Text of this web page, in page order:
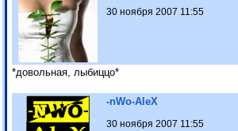
30 ноября 2007 11:55
*довольная, лыбиццо*
-nWo-AleX
30 ноября 2007 11:55